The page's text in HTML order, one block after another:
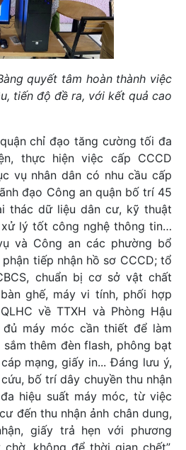
quyết tâm hoàn thành việc
tiến độ đề ra, với kết quả cao
chỉ đạo tăng cường tối đa
thực hiện việc cấp CCCD
vụ nhân dân có nhu cầu cấp
đạo Công an quận bố trí 45
thác dữ liệu dân cư, kỹ thuật
lý tốt công nghệ thông tin…
và Công an các phường bổ
tiếp nhận hồ sơ CCCD; tổ
chuẩn bị cơ sở vật chất
ghế, máy vi tính, phối hợp
về TTXH và Phòng Hậu
máy móc cần thiết để làm
sắm thêm đèn flash, phông bạt
mạng, giấy in... Đáng lưu ý,
bố trí dây chuyền thu nhận
hiệu suất máy móc, từ việc
đến thu nhận ảnh chân dung,
giấy trả hẹn với phương